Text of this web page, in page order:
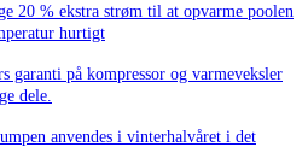
20 % ekstra strøm til at opvarme poolen
hurtigt
garanti på kompressor og varmeveksler
dele.
anvendes i vinterhalvåret i det